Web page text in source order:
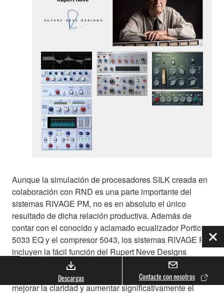
Aunque la simulación de procesadores SILK creada en
colaboración con RND es una parte importante del
sistemas RIVAGE PM, no es en absoluto el único
resultado de dicha relación productiva. Además de
contar con el conocido y aclamado ecualizador Portico
5033 EQ y el compresor 5043, los sistemas RIVAGE PM
incluyen la fácil función del Rupert Neve Designs
Portico 5045 Primary Source Enhancer que suprime el
ruido de fondo en las entradas de micrófonos para
mejorar la claridad y aumentar significativamente el
Descargas Contacte con nosotros